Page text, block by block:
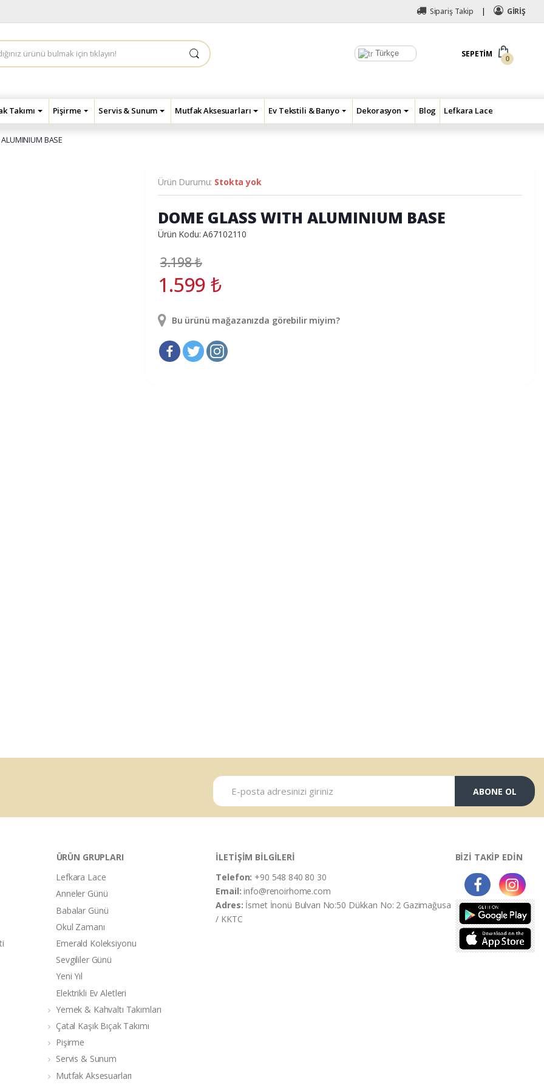
Sipariş Takip GİRİŞ
Türkçe SEPETIM
0
Takımı Pişirme Servis & Sunum Mutfak Aksesuarları Ev Tekstili & Banyo Dekorasyon Blog Lefkara Lace
BASE
Ürün Durumu: Stokta yok
DOME GLASS WITH ALUMINIUM BASE
Ürün Kodu: A67102110
3.198₺
1.599₺
Bu ürünü mağazanızda görebilir miyim?
ABONE OL
ÜRÜN GRUPLARI
Lefkara Lace
Anneler Günü
Babalar Günü
Okul Zamanı
Emerald Koleksiyonu
Sevgililer Günü
Yeni Yıl
Elektrikli Ev Aletleri
Yemek & Kahvaltı Takımları
Çatal Kaşık Bıçak Takımı
Pişirme
Servis & Sunum
Mutfak Aksesuarları
İLETİŞİM BİLGİLERİ
Telefon: +90 548 840 80 30
Email:info@renoirhome.com
Adres: İsmet İnonü Bulvarı No:50 Dükkan No: 2 Gazimağusa
/ KKTC
BİZİ TAKİP EDİN